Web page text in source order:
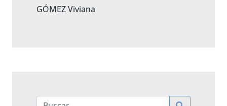
GÓMEZ Viviana